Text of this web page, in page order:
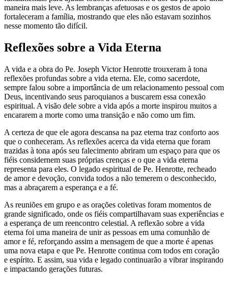
maneira mais leve. As lembranças afetuosas e os gestos de apoio
fortaleceram a família, mostrando que eles não estavam sozinhos
nesse momento tão difícil.
Reflexões sobre a Vida Eterna
A vida e a obra do Pe. Joseph Victor Henrotte trouxeram à tona
reflexões profundas sobre a vida eterna. Ele, como sacerdote,
sempre falou sobre a importância de um relacionamento pessoal com
Deus, incentivando seus paroquianos a buscarem essa conexão
espiritual. A visão dele sobre a vida após a morte inspirou muitos a
encararem a morte como uma transição e não como um fim.
A certeza de que ele agora descansa na paz eterna traz conforto aos
que o conheceram. As reflexões acerca da vida eterna que foram
trazidas à tona após seu falecimento abriram um espaço para que os
fiéis considernem suas próprias crenças e o que a vida eterna
representa para eles. O legado espiritual de Pe. Henrotte, recheado
de amor e devoção, convida todos a não temerem o desconhecido,
mas a abraçarem a esperança e a fé.
As reuniões em grupo e as orações coletivas foram momentos de
grande significado, onde os fiéis compartilhavam suas experiências e
a esperança de um reencontro celestial. A reflexão sobre a vida
eterna foi uma maneira de unir as pessoas em uma comunhão de
amor e fé, reforçando assim a mensagem de que a morte é apenas
uma nova etapa e que Pe. Henrotte continua com todos em coração
e espírito. E assim, sua vida e legado continuarão a vibrar inspirando
e impactando gerações futuras.